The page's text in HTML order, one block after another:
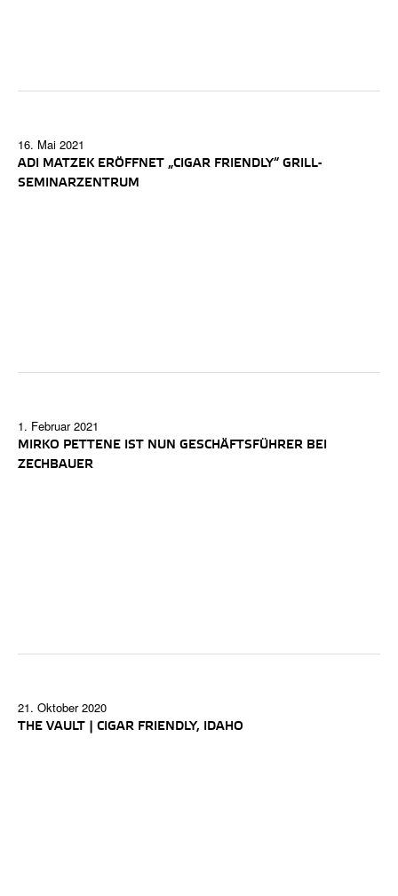
16. Mai 2021
ADI MATZEK ERÖFFNET „CIGAR FRIENDLY“ GRILL-
SEMINARZENTRUM
1. Februar 2021
MIRKO PETTENE IST NUN GESCHÄFTSFÜHRER BEI
ZECHBAUER
21. Oktober 2020
THE VAULT | CIGAR FRIENDLY, IDAHO